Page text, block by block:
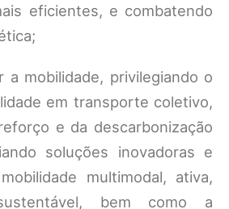
eficientes, e combatendo
a mobilidade, privilegiando o
em transporte coletivo,
e da descarbonização
soluções inovadoras e
multimodal, ativa,
bem como a